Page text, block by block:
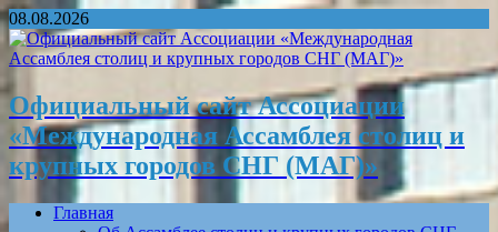
08.08.2026
Официальный сайт Ассоциации
«Международная Ассамблея столиц и
крупных городов СНГ (МАГ)»
Главная